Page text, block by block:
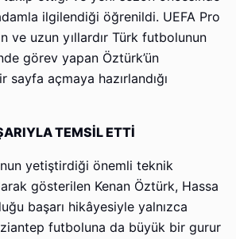
ilgilendiği öğrenildi. UEFA Pro
ve uzun yıllardır Türk futbolunun
görev yapan Öztürk’ün
açmaya hazırlandığı
TEMSİL ETTİ
yetiştirdiği önemli teknik
gösterilen Kenan Öztürk, Hassa
başarı hikâyesiyle yalnızca
futboluna da büyük bir gurur